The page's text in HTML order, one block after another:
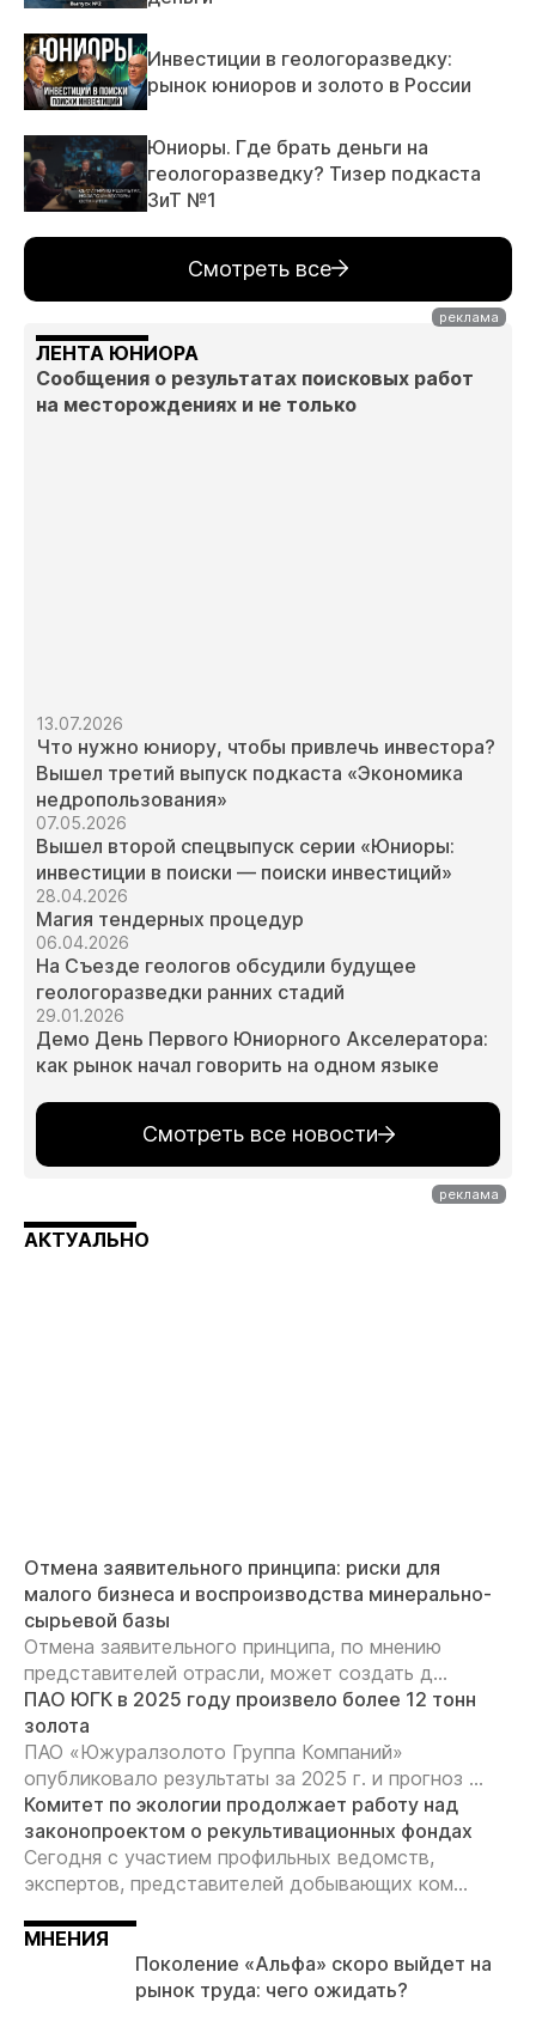
Инвестиции в геологоразведку:
рынок юниоров и золото в России
Юниоры. Где брать деньги на
геологоразведку? Тизер подкаста
ЗиТ №1
Смотреть все
ЛЕНТА ЮНИОРА
Сообщения о результатах поисковых работ
на месторождениях и не только
13.07.2026
Что нужно юниору, чтобы привлечь инвестора?
Вышел третий выпуск подкаста «Экономика
недропользования»
07.05.2026
Вышел второй спецвыпуск серии «Юниоры:
инвестиции в поиски — поиски инвестиций»
28.04.2026
Магия тендерных процедур
06.04.2026
На Съезде геологов обсудили будущее
геологоразведки ранних стадий
29.01.2026
Демо День Первого Юниорного Акселератора:
как рынок начал говорить на одном языке
Смотреть все новости
АКТУАЛЬНО
Отмена заявительного принципа: риски для
малого бизнеса и воспроизводства минерально-
сырьевой базы
Отмена заявительного принципа, по мнению
представителей отрасли, может создать д...
ПАО ЮГК в 2025 году произвело более 12 тонн
золота
ПАО «Южуралзолото Группа Компаний»
опубликовало результаты за 2025 г. и прогноз ...
Комитет по экологии продолжает работу над
законопроектом о рекультивационных фондах
Сегодня с участием профильных ведомств,
экспертов, представителей добывающих ком...
МНЕНИЯ
Поколение «Альфа» скоро выйдет на
рынок труда: чего ожидать?